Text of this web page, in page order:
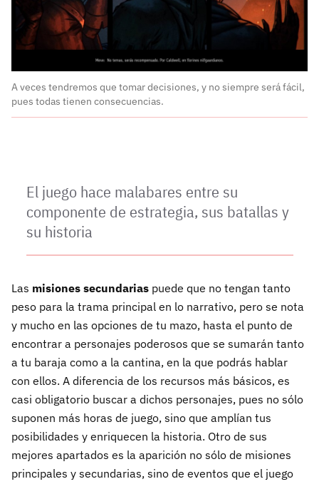
A veces tendremos que tomar decisiones, y no siempre será fácil,
pues todas tienen consecuencias.
El juego hace malabares entre su
componente de estrategia, sus batallas y
su historia
Las misiones secundarias puede que no tengan tanto
peso para la trama principal en lo narrativo, pero se nota
y mucho en las opciones de tu mazo, hasta el punto de
encontrar a personajes poderosos que se sumarán tanto
a tu baraja como a la cantina, en la que podrás hablar
con ellos. A diferencia de los recursos más básicos, es
casi obligatorio buscar a dichos personajes, pues no sólo
suponen más horas de juego, sino que amplían tus
posibilidades y enriquecen la historia. Otro de sus
mejores apartados es la aparición no sólo de misiones
principales y secundarias, sino de eventos que el juego